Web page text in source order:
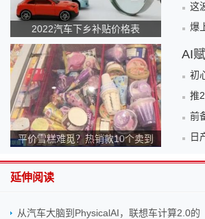
2022汽车下乡补贴价格表
平价雪糕难觅？热销款10个卖到
这
爆
AI
初
推
前
日
延伸阅读
从汽车大脑到PhysicalAI，联想车计算2.0的